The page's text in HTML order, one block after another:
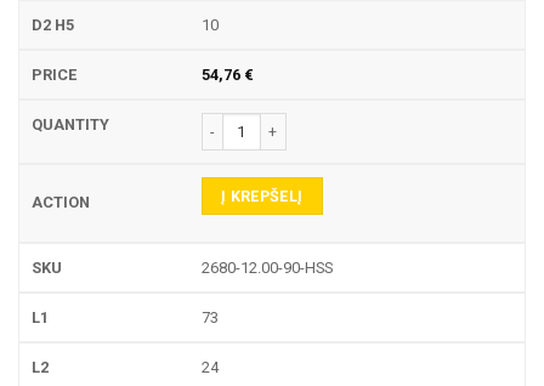
10
54,76 €
produkto kiekis: 2680-90-HSS NC CENTRAVIMO
Į KREPŠELĮ
2680-12.00-90-HSS
73
24